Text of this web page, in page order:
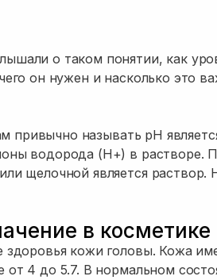
о таком понятии, как
он нужен и насколько это
привычно называть pH
водорода (H+) в растворе.
щелочной является раствор.
в косметике
здоровья кожи головы. Кожа
от 4 до 5.7. В нормальном